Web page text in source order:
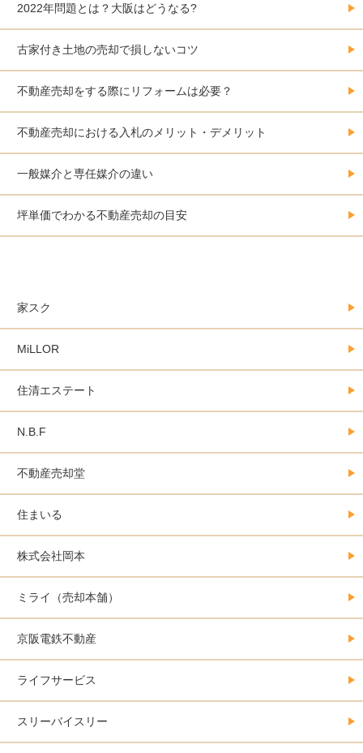
2022年問題とは？大阪はどうなる?
古家付き土地の売却で損しないコツ
不動産売却をする際にリフォームは必要？
不動産売却における入札のメリット・デメリット
一般媒介と専任媒介の違い
坪単価でわかる不動産売却の目安
家スク
MiLLOR
住清エステート
N.B.F
不動産売却堂
住まいる
株式会社岡本
ミライ（売却本舗）
京阪電鉄不動産
ライフサービス
スリーバイスリー